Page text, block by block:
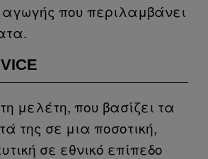
που περιλαμβάνει
μελέτη, που βασίζει τα
της σε μια ποσοτική,
σε εθνικό επίπεδο